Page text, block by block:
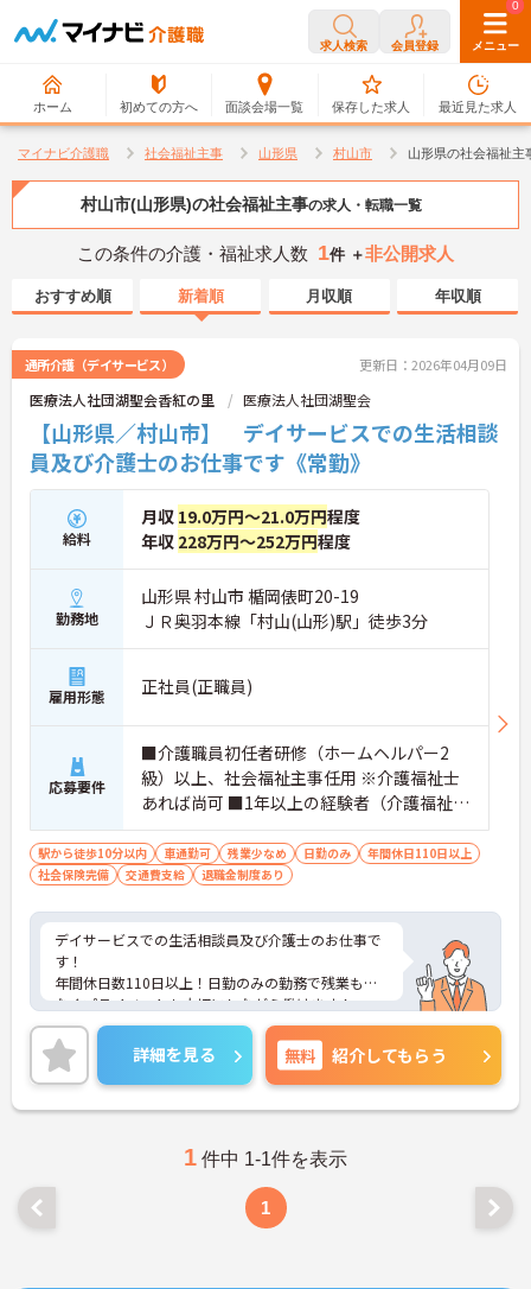
求人検索 会員登録 メニュー
ホーム 初めての方へ 面談会場一覧
0
保存した求人
0
最近見た求人
マイナビ介護職 社会福祉主事 山形県 村山市 山形県の社会福祉主
村山市(山形県)の社会福祉主事の求人・転職一覧
この条件の介護・福祉求人数 1件 ＋非公開求人
おすすめ順 新着順 月収順 年収順
通所介護（デイサービス） 更新日：2026年04月09日
医療法人社団湖聖会香紅の里 医療法人社団湖聖会
【山形県／村山市】 デイサービスでの生活相談
員及び介護士のお仕事です《常勤》
給料
月収 19.0万円～21.0万円程度
年収 228万円～252万円程度
勤務地
山形県 村山市 楯岡俵町20-19
ＪＲ奥羽本線「村山(山形)駅」徒歩3分
雇用形態 正社員(正職員)
応募要件
■介護職員初任者研修（ホームヘルパー2
級）以上、社会福祉主事任用 ※介護福祉士
あれば尚可 ■1年以上の経験者（介護福祉士
資格で応募の場合、経験3年以上） ■普通自
動車運転免許
駅から徒歩10分以内 車通勤可 残業少なめ 日勤のみ
年間休日110日以上
社会保険完備
交通費支給 退職金制度あり
デイサービスでの生活相談員及び介護士のお仕事で
す！
年間休日数110日以上！日勤のみの勤務で残業も少
なくプライベートも大切にしながら働けます！
ご興味ある方には、面接のポイントなど、さらに詳
細をお話致しますのでお気軽にご相談ください。
詳細を見る 無料 紹介してもらう
1 件中 1-1件を表示
1